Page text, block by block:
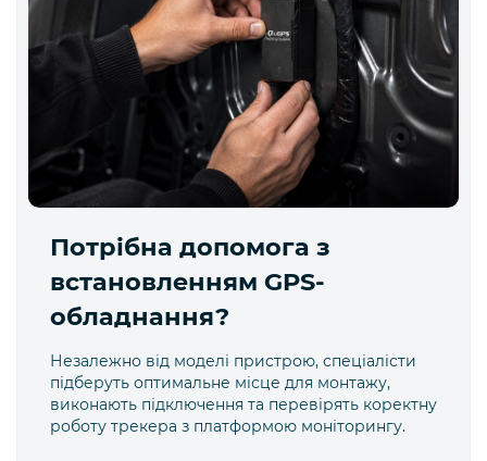
Потрібна допомога з
встановленням GPS-
обладнання?
Незалежно від моделі пристрою, спеціалісти
підберуть оптимальне місце для монтажу,
виконають підключення та перевірять коректну
роботу трекера з платформою моніторингу.